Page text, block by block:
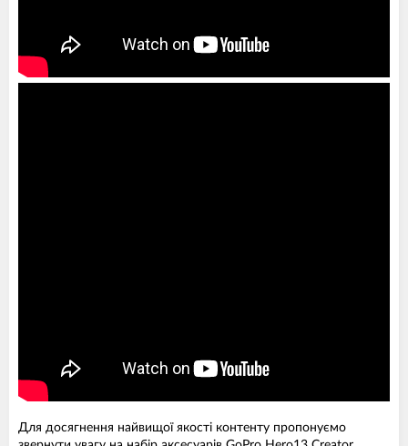
Для досягнення найвищої якості контенту пропонуємо